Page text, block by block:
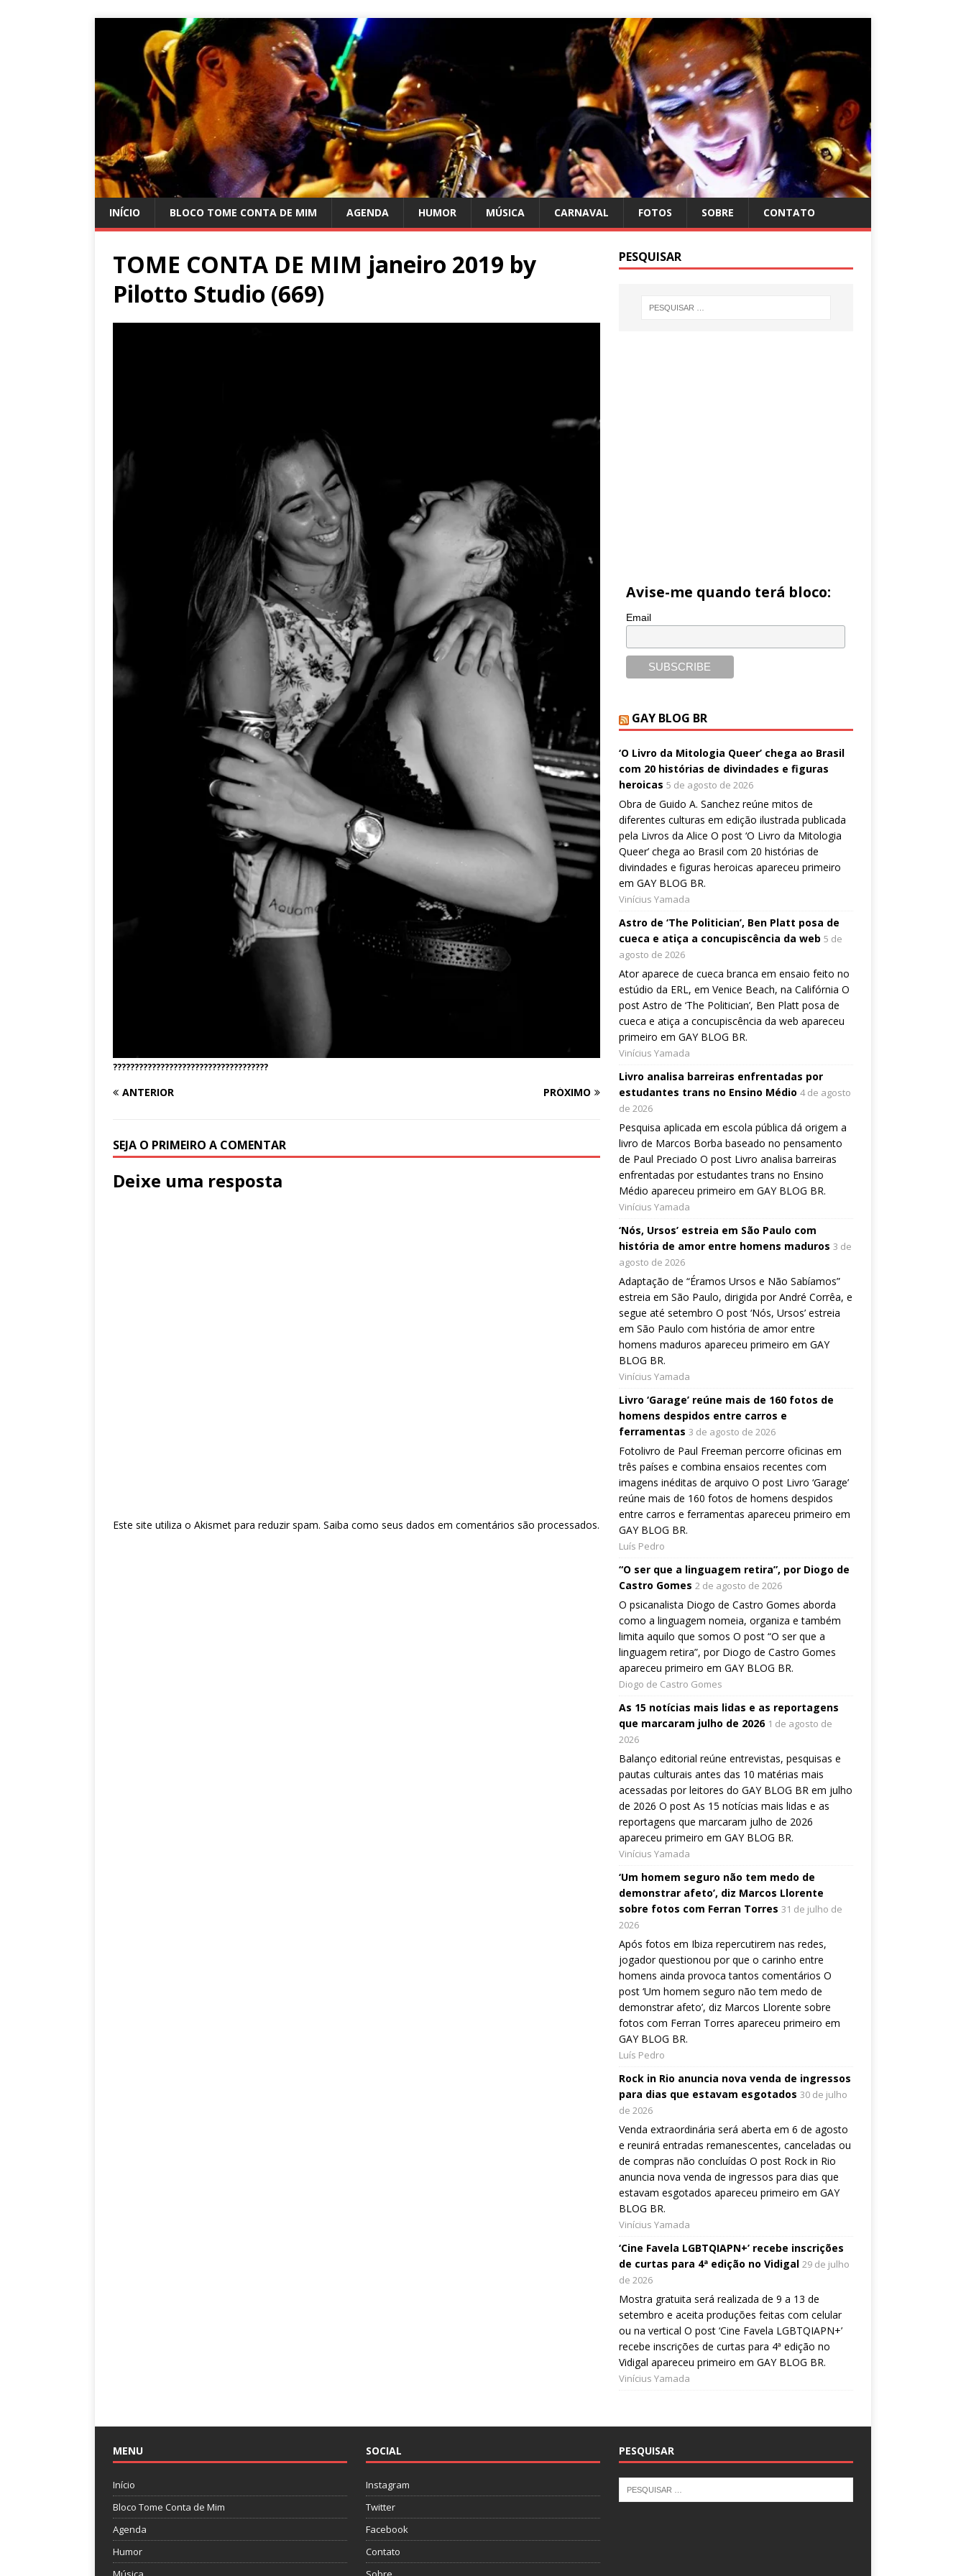
INÍCIO BLOCO TOME CONTA DE MIM AGENDA HUMOR MÚSICA CARNAVAL FOTOS SOBRE CONTATO
TOME CONTA DE MIM janeiro 2019 by
Pilotto Studio (669)
????????????????????????????????????
ANTERIOR PRÓXIMO
SEJA O PRIMEIRO A COMENTAR
Deixe uma resposta
Este site utiliza o Akismet para reduzir spam. Saiba como seus dados em comentários são processados.
PESQUISAR
Avise-me quando terá bloco:
Email
GAY BLOG BR
‘O Livro da Mitologia Queer’ chega ao Brasil
com 20 histórias de divindades e figuras
heroicas 5 de agosto de 2026
Obra de Guido A. Sanchez reúne mitos de
diferentes culturas em edição ilustrada publicada
pela Livros da Alice O post ‘O Livro da Mitologia
Queer’ chega ao Brasil com 20 histórias de
divindades e figuras heroicas apareceu primeiro
em GAY BLOG BR.
Vinícius Yamada
Astro de ‘The Politician’, Ben Platt posa de
cueca e atiça a concupiscência da web 5 de
agosto de 2026
Ator aparece de cueca branca em ensaio feito no
estúdio da ERL, em Venice Beach, na Califórnia O
post Astro de ‘The Politician’, Ben Platt posa de
cueca e atiça a concupiscência da web apareceu
primeiro em GAY BLOG BR.
Vinícius Yamada
Livro analisa barreiras enfrentadas por
estudantes trans no Ensino Médio 4 de agosto
de 2026
Pesquisa aplicada em escola pública dá origem a
livro de Marcos Borba baseado no pensamento
de Paul Preciado O post Livro analisa barreiras
enfrentadas por estudantes trans no Ensino
Médio apareceu primeiro em GAY BLOG BR.
Vinícius Yamada
‘Nós, Ursos’ estreia em São Paulo com
história de amor entre homens maduros 3 de
agosto de 2026
Adaptação de “Éramos Ursos e Não Sabíamos”
estreia em São Paulo, dirigida por André Corrêa, e
segue até setembro O post ‘Nós, Ursos’ estreia
em São Paulo com história de amor entre
homens maduros apareceu primeiro em GAY
BLOG BR.
Vinícius Yamada
Livro ‘Garage’ reúne mais de 160 fotos de
homens despidos entre carros e
ferramentas 3 de agosto de 2026
Fotolivro de Paul Freeman percorre oficinas em
três países e combina ensaios recentes com
imagens inéditas de arquivo O post Livro ‘Garage’
reúne mais de 160 fotos de homens despidos
entre carros e ferramentas apareceu primeiro em
GAY BLOG BR.
Luís Pedro
“O ser que a linguagem retira”, por Diogo de
Castro Gomes 2 de agosto de 2026
O psicanalista Diogo de Castro Gomes aborda
como a linguagem nomeia, organiza e também
limita aquilo que somos O post “O ser que a
linguagem retira”, por Diogo de Castro Gomes
apareceu primeiro em GAY BLOG BR.
Diogo de Castro Gomes
As 15 notícias mais lidas e as reportagens
que marcaram julho de 2026 1 de agosto de
2026
Balanço editorial reúne entrevistas, pesquisas e
pautas culturais antes das 10 matérias mais
acessadas por leitores do GAY BLOG BR em julho
de 2026 O post As 15 notícias mais lidas e as
reportagens que marcaram julho de 2026
apareceu primeiro em GAY BLOG BR.
Vinícius Yamada
‘Um homem seguro não tem medo de
demonstrar afeto’, diz Marcos Llorente
sobre fotos com Ferran Torres 31 de julho de
2026
Após fotos em Ibiza repercutirem nas redes,
jogador questionou por que o carinho entre
homens ainda provoca tantos comentários O
post ‘Um homem seguro não tem medo de
demonstrar afeto’, diz Marcos Llorente sobre
fotos com Ferran Torres apareceu primeiro em
GAY BLOG BR.
Luís Pedro
Rock in Rio anuncia nova venda de ingressos
para dias que estavam esgotados 30 de julho
de 2026
Venda extraordinária será aberta em 6 de agosto
e reunirá entradas remanescentes, canceladas ou
de compras não concluídas O post Rock in Rio
anuncia nova venda de ingressos para dias que
estavam esgotados apareceu primeiro em GAY
BLOG BR.
Vinícius Yamada
‘Cine Favela LGBTQIAPN+’ recebe inscrições
de curtas para 4ª edição no Vidigal 29 de julho
de 2026
Mostra gratuita será realizada de 9 a 13 de
setembro e aceita produções feitas com celular
ou na vertical O post ‘Cine Favela LGBTQIAPN+’
recebe inscrições de curtas para 4ª edição no
Vidigal apareceu primeiro em GAY BLOG BR.
Vinícius Yamada
MENU
Início
Bloco Tome Conta de Mim
Agenda
Humor
SOCIAL
Instagram
Twitter
Facebook
Contato
PESQUISAR